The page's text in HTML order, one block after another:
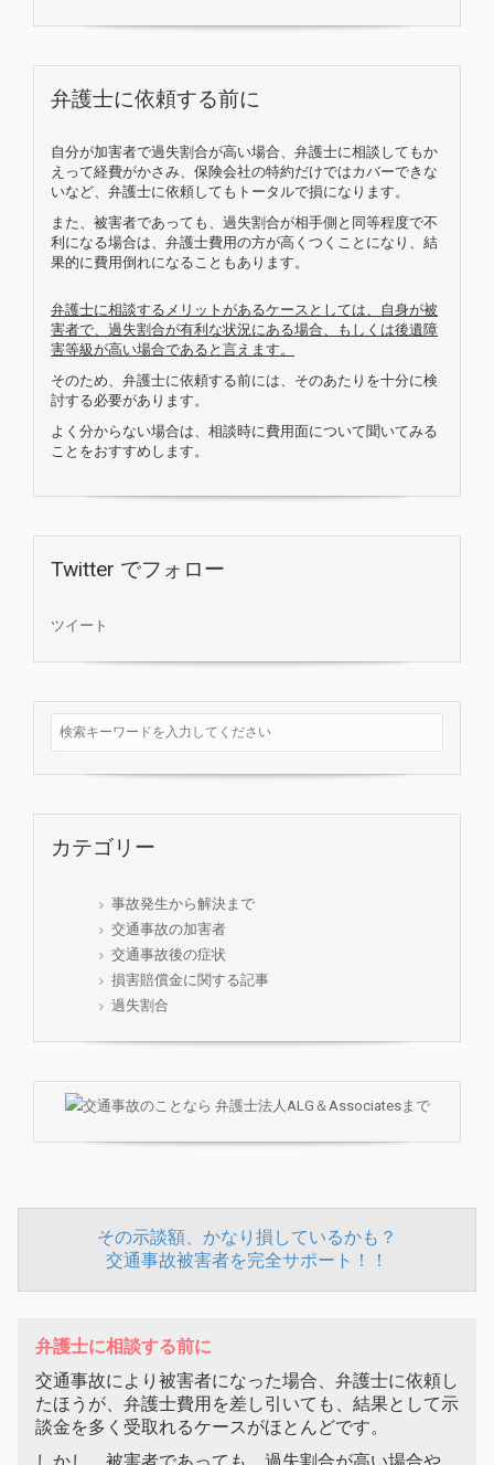
弁護士に依頼する前に
自分が加害者で過失割合が高い場合、弁護士に相談してもか
えって経費がかさみ、保険会社の特約だけではカバーできな
いなど、弁護士に依頼してもトータルで損になります。
また、被害者であっても、過失割合が相手側と同等程度で不
利になる場合は、弁護士費用の方が高くつくことになり、結
果的に費用倒れになることもあります。
弁護士に相談するメリットがあるケースとしては、自身が被
害者で、過失割合が有利な状況にある場合、もしくは後遺障
害等級が高い場合であると言えます。
そのため、弁護士に依頼する前には、そのあたりを十分に検
討する必要があります。
よく分からない場合は、相談時に費用面について聞いてみる
ことをおすすめします。
Twitter でフォロー
ツイート
カテゴリー
事故発生から解決まで
交通事故の加害者
交通事故後の症状
損害賠償金に関する記事
過失割合
その示談額、かなり損しているかも？
交通事故被害者を完全サポート！！
弁護士に相談する前に
交通事故により被害者になった場合、弁護士に依頼し
たほうが、弁護士費用を差し引いても、結果として示
談金を多く受取れるケースがほとんどです。